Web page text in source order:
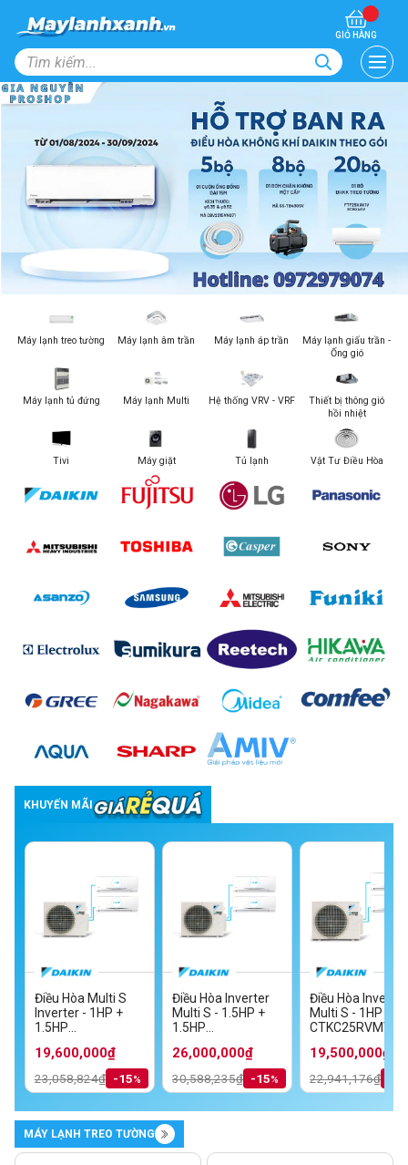
GIỎ HÀNG
Máy lạnh treo tường Máy lạnh âm trần Máy lạnh áp trần
Máy lạnh giấu trần -
Ống gió
Máy lạnh tủ đứng Máy lạnh Multi Hệ thống VRV - VRF
Thiết bị thông gió
hồi nhiệt
Tivi Máy giặt Tủ lạnh Vật Tư Điều Hòa
KHUYẾN MÃI
Điều Hòa Multi S
Inverter - 1HP +
1.5HP
19,600,000₫
23,058,824₫ -15
Điều Hòa Inverter
Multi S - 1.5HP +
1.5HP
26,000,000₫
30,588,235₫ -15
Điều Hòa Inverter
Multi S - 1HP +
19,500,000₫
22,941,176₫
MÁY LẠNH TREO TƯỜNG